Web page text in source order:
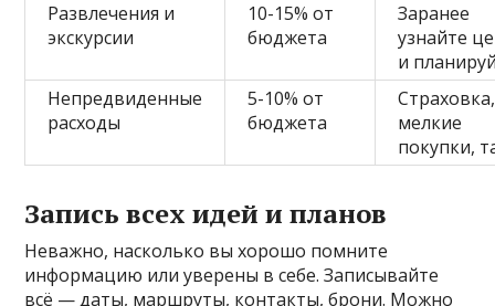
Развлечения и
экскурсии
10-15% от
бюджета
Заранее
узнайте
и
Непредвиденные
расходы
5-10% от
бюджета
Страховка,
мелкие
покупки,
Запись всех идей и планов
Неважно, насколько вы хорошо помните
информацию или уверены в себе. Записывайте
всё — даты, маршруты, контакты, брони. Можно